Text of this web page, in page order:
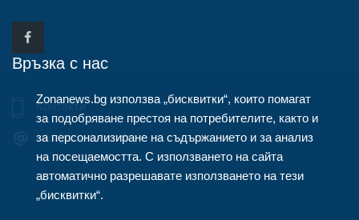
Връзка с нас
Контакти
info@zonanews.bg
Zonanews.bg използва „бисквитки“, които помагат
за подобряване престоя на потребителите, както и
за персонализиране на съдържанието и за анализ
на посещаемостта. С използването на сайта
автоматично разрешавате използването на тези
„бисквитки“.